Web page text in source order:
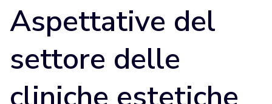
Aspettative del
settore delle